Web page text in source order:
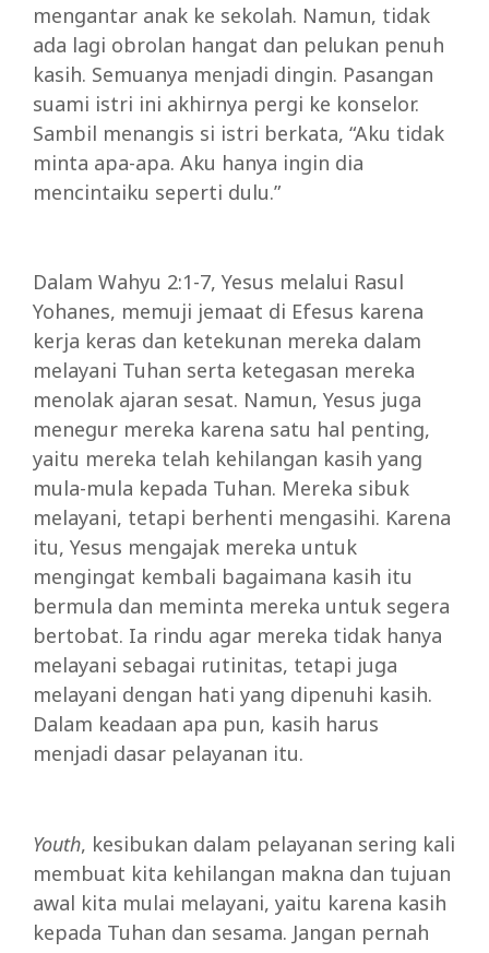
mengantar anak ke sekolah. Namun, tidak
ada lagi obrolan hangat dan pelukan penuh
kasih. Semuanya menjadi dingin. Pasangan
suami istri ini akhirnya pergi ke konselor.
Sambil menangis si istri berkata, “Aku tidak
minta apa-apa. Aku hanya ingin dia
mencintaiku seperti dulu.”
Dalam Wahyu 2:1-7, Yesus melalui Rasul
Yohanes, memuji jemaat di Efesus karena
kerja keras dan ketekunan mereka dalam
melayani Tuhan serta ketegasan mereka
menolak ajaran sesat. Namun, Yesus juga
menegur mereka karena satu hal penting,
yaitu mereka telah kehilangan kasih yang
mula-mula kepada Tuhan. Mereka sibuk
melayani, tetapi berhenti mengasihi. Karena
itu, Yesus mengajak mereka untuk
mengingat kembali bagaimana kasih itu
bermula dan meminta mereka untuk segera
bertobat. Ia rindu agar mereka tidak hanya
melayani sebagai rutinitas, tetapi juga
melayani dengan hati yang dipenuhi kasih.
Dalam keadaan apa pun, kasih harus
menjadi dasar pelayanan itu.
Youth, kesibukan dalam pelayanan sering kali
membuat kita kehilangan makna dan tujuan
awal kita mulai melayani, yaitu karena kasih
kepada Tuhan dan sesama. Jangan pernah